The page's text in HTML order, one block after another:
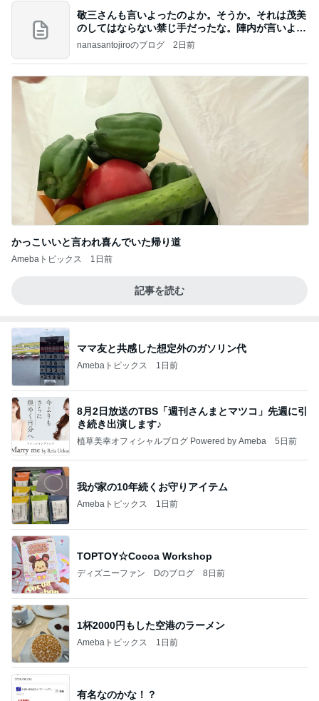
敬三さんも言いよったのよか。そうか。それは茂美
のしてはならない禁じ手だったな。陣内が言いよる
のよ
nanasantojiroのブログ 2日前
かっこいいと言われ喜んでいた帰り道
Amebaトピックス 1日前
記事を読む
ママ友と共感した想定外のガソリン代
Amebaトピックス 1日前
8月2日放送のTBS「週刊さんまとマツコ」先週に引
き続き出演します♪
植草美幸オフィシャルブログ Powered by Ameba 5日前
我が家の10年続くお守りアイテム
Amebaトピックス 1日前
TOPTOY☆Cocoa Workshop
ディズニーファン Dのブログ 8日前
1杯2000円もした空港のラーメン
Amebaトピックス 1日前
有名なのかな！？